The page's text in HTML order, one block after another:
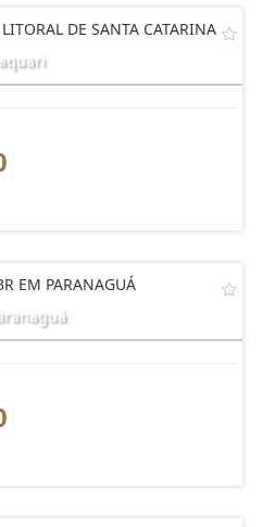
DE SANTA CATARINA
EM PARANAGUÁ